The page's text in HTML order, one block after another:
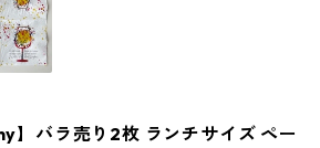
】バラ売り2枚 ランチサイズ ペー